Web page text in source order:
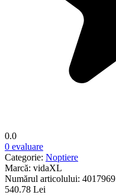
0.0
0 evaluare
Categorie: Noptiere
Marcă: vidaXL
Numărul articolului: 4017969
540.78 Lei